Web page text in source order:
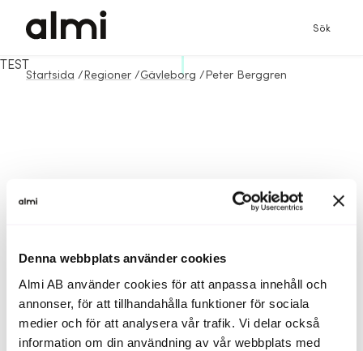
Denna webbplats använder cookies
Almi AB använder cookies för att anpassa innehåll och
annonser, för att tillhandahålla funktioner för sociala
medier och för att analysera vår trafik. Vi delar också
information om din användning av vår webbplats med
Sök
Startsida / Regioner /Gävleborg / Peter Berggren
TEST